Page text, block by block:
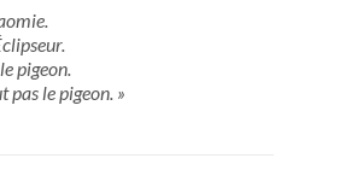
pigeon.
pas le pigeon. »